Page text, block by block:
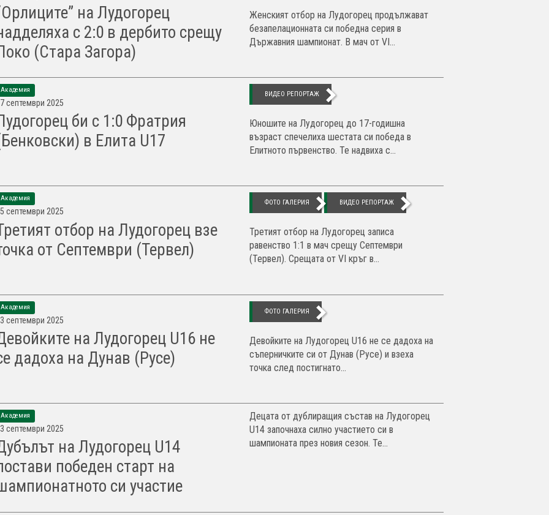
на Лудогорец
с 2:0 в дербито срещу
(Стара Загора)
Женският отбор на Лудогорец продължават
безапелационната си победна серия в
Държавния шампионат. В мач от VI...
Академия
септември 2025
би с 1:0 Фратрия
в Елита U17
ВИДЕО РЕПОРТАЖ
Юношите на Лудогорец до 17-годишна
възраст спечелиха шестата си победа в
Елитното първенство. Те надвиха с...
Академия
септември 2025
отбор на Лудогорец взе
от Септември (Тервел)
ФОТО ГАЛЕРИЯ ВИДЕО РЕПОРТАЖ
Третият отбор на Лудогорец записа
равенство 1:1 в мач срещу Септември
(Тервел). Срещата от VI кръг в...
Академия
септември 2025
на Лудогорец U16 не
дадоха на Дунав (Русе)
ФОТО ГАЛЕРИЯ
Девойките на Лудогорец U16 не се дадоха на
съперничките си от Дунав (Русе) и взеха
точка след постигнато...
Академия
септември 2025
на Лудогорец U14
победен старт на
си участие
Децата от дублиращия състав на Лудогорец
U14 започнаха силно участието си в
шампионата през новия сезон. Те...